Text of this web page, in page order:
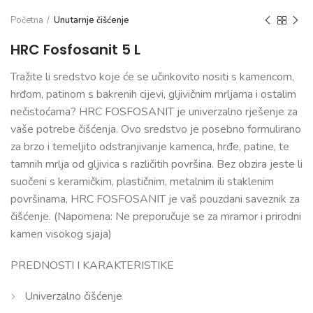
Početna Unutarnje čišćenje
HRC Fosfosanit 5 L
Tražite li sredstvo koje će se učinkovito nositi s kamencom,
hrđom, patinom s bakrenih cijevi, gljivičnim mrljama i ostalim
nečistoćama? HRC FOSFOSANIT je univerzalno rješenje za
vaše potrebe čišćenja. Ovo sredstvo je posebno formulirano
za brzo i temeljito odstranjivanje kamenca, hrđe, patine, te
tamnih mrlja od gljivica s različitih površina. Bez obzira jeste li
suočeni s keramičkim, plastičnim, metalnim ili staklenim
površinama, HRC FOSFOSANIT je vaš pouzdani saveznik za
čišćenje. (Napomena: Ne preporučuje se za mramor i prirodni
kamen visokog sjaja)
PREDNOSTI I KARAKTERISTIKE
Univerzalno čišćenje